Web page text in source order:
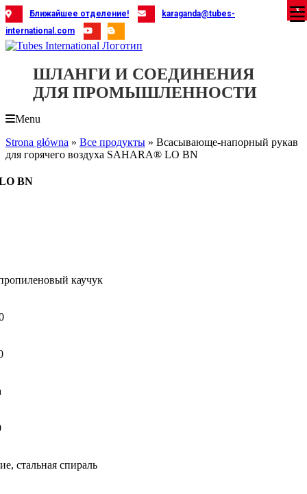
Skip
to
content
Ближайшее отделение!
karaganda@tubes-
international.com
ШЛАНГИ И СОЕДИНЕНИЯ
ДЛЯ ПРОМЫШЛЕННОСТИ
Menu
Strona główna » Все продукты » Всасывающе-напорный рукав
для горячего воздуха SAHARA® LO BN
BN
каучук
стальная спираль
X
X
X
X
X
X
X
X
X
X
X
X
X
X
X
X
X
X
X